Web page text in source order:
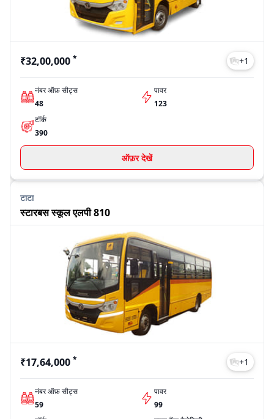
₹32,00,000 * +1
नंबर ऑफ़ सीट्स
48
पावर
123
टॉर्क
390
ऑफ़र देखें
टाटा
स्टारबस स्कूल एलपी 810
₹17,64,000 * +1
नंबर ऑफ़ सीट्स
59
पावर
99